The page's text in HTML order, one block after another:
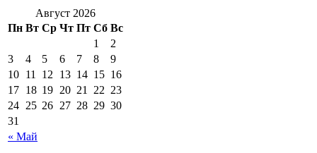
Август 2026
Пн Вт Ср Чт Пт Сб Вс
« Май
1
2
3
4 5 6 7 8
9
10 11 12 13 14 15 16
17 18 19 20 21 22 23
24 25 26 27 28 29 30
31